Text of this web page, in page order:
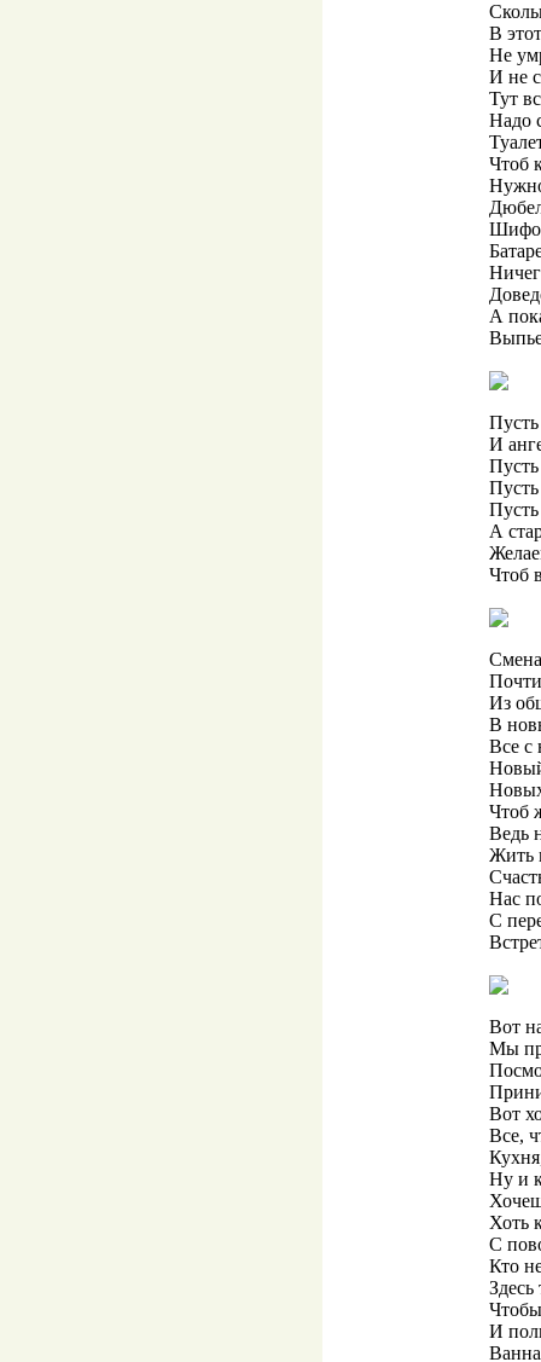
В
Не
И не
Тут
Надо
Чтоб
А
И
Пусть
Пусть
А
Чтоб
Почти
Из
В
Все с
Чтоб
Ведь
Жить
Нас
С
Вот
Мы
Вот
Все,
Ну и
Хоть
С
Кто
Здесь
И